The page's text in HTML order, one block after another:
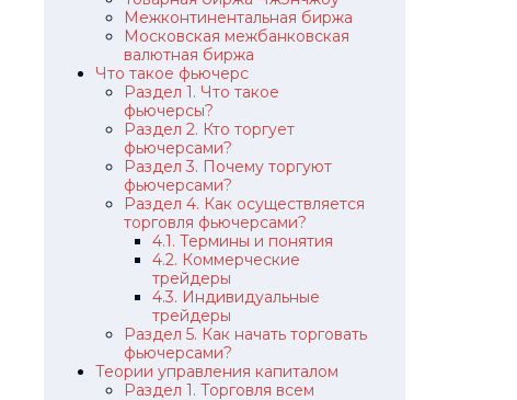
Межконтинентальная биржа
Московская межбанковская
валютная биржа
Что такое фьючерс
Раздел 1. Что такое
фьючерсы?
Раздел 2. Кто торгует
фьючерсами?
Раздел 3. Почему торгуют
фьючерсами?
Раздел 4. Как осуществляется
торговля фьючерсами?
4.1. Термины и понятия
4.2. Коммерческие
трейдеры
4.3. Индивидуальные
трейдеры
Раздел 5. Как начать торговать
фьючерсами?
Теории управления капиталом
Раздел 1. Торговля всем